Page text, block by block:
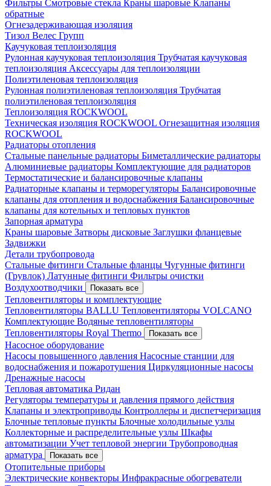
Фильтры Смотровые стекла Краны шаровые Клапаны
обратные
Огнезадерживающая изоляция
Тизол Велес Групп
Каучуковая теплоизоляция
Рулонная каучуковая теплоизоляция Трубчатая каучуковая
теплоизоляция Аксессуары для теплоизоляции
Полиэтиленовая теплоизоляция
Рулонная полиэтиленовая теплоизоляция Трубчатая
полиэтиленовая теплоизоляция
Теплоизоляция ROCKWOOL
Техническая изоляция ROCKWOOL Огнезащитная изоляция
ROCKWOOL
Радиаторы отопления
Стальные панельные радиаторы Биметаллические радиаторы
Алюминиевые радиаторы Комплектующие для радиаторов
Термостатические и балансировочные клапаны
Радиаторные клапаны и терморегуляторы Балансировочные
клапаны для отопления и водоснабжения Балансировочные
клапаны для котельных и тепловых пунктов
Запорная арматура
Краны шаровые Затворы дисковые Заглушки фланцевые
Задвижки
Детали трубопровода
Стальные фитинги Стальные фланцы Чугунные фитинги
(Грувлок) Латунные фитинги Фильтры очистки
Воздухоотводчики
Показать все
Тепловентиляторы и комплектующие
Тепловентиляторы BALLU Тепловентиляторы VOLCANO
Комплектующие Водяные тепловентиляторы
Тепловентиляторы Royal Thermo
Показать все
Насосное оборудование
Насосы повышенного давления Насосные станции для
водоснабжения и пожаротушения Циркуляционные насосы
Дренажные насосы
Тепловая автоматика Ридан
Регуляторы температуры и давления прямого действия
Клапаны и электроприводы Контроллеры и диспетчеризация
Блочные тепловые пункты Блочные холодильные узлы
Коллекторные и распределительные узлы Шкафы
автоматизации Учет тепловой энергии Трубопроводная
арматура
Показать все
Отопительные приборы
Электрические конвекторы Инфракрасные обогреватели